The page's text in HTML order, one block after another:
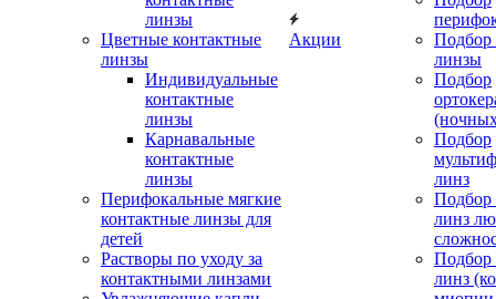
линзы
Цветные контактные
линзы
Индивидуальные
контактные
линзы
Карнавальные
контактные
линзы
Перифокальные мягкие
контактные линзы для
детей
Растворы по уходу за
контактными линзами
Акции
Подбор
линзы
Подбор
Подбор
линз
Подбор
линз
Подбор
линз